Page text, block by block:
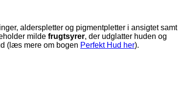
alderspletter og pigmentpletter i ansigtet samt
milde frugtsyrer, der udglatter huden og
(læs mere om bogen Perfekt Hud her).